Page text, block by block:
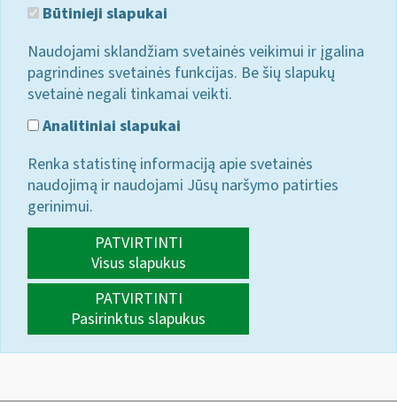
Būtinieji slapukai
Naudojami sklandžiam svetainės veikimui ir įgalina
pagrindines svetainės funkcijas. Be šių slapukų
svetainė negali tinkamai veikti.
Analitiniai slapukai
Renka statistinę informaciją apie svetainės
naudojimą ir naudojami Jūsų naršymo patirties
gerinimui.
PATVIRTINTI
Visus slapukus
PATVIRTINTI
Pasirinktus slapukus